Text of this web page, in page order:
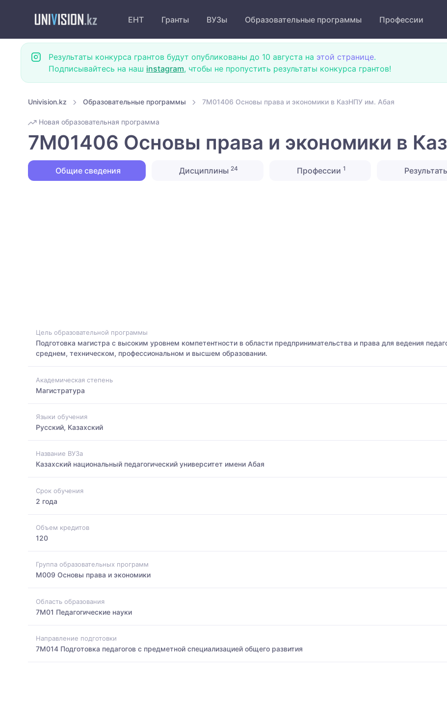
ЕНТ Гранты ВУЗы Образовательные программы Профессии
Результаты конкурса грантов будут опубликованы до 10 августа на этой странице.
Подписывайтесь на наш instagram, чтобы не пропустить результаты конкурса грантов!
Univision.kz Образовательные программы 7M01406 Основы права и экономики в КазНПУ им. Абая
Новая образовательная программа
7M01406 Основы права и экономики в
Общие сведения Дисциплины24 Профессии 1
Цель образовательной программы
Подготовка магистра с высоким уровнем компетентности в области предпринимательства и права для ведения
среднем, техническом, профессиональном и высшем образовании.
Академическая степень
Магистратура
Языки обучения
Русский, Казахский
Название ВУЗа
Казахский национальный педагогический университет имени Абая
Срок обучения
2 года
Объем кредитов
120
Группа образовательных программ
M009 Основы права и экономики
Область образования
7M01 Педагогические науки
Направление подготовки
7M014 Подготовка педагогов с предметной специализацией общего развития